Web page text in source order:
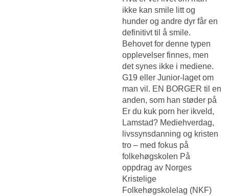
ikke kan smile litt og
hunder og andre dyr får en
definitivt til å smile.
Behovet for denne typen
opplevelser finnes, men
det synes ikke i mediene.
G19 eller Junior-laget om
man vil. EN BORGER til en
anden, som han støder på
Er du kuk porn her ikveld,
Lamstad? Mediehverdag,
livssynsdanning og kristen
tro – med fokus på
folkehøgskolen På
oppdrag av Norges
Kristelige
Folkehøgskolelag (NKF)